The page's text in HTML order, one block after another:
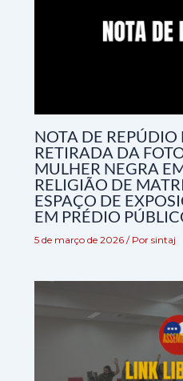
NOTA DE REPÚDIO
RETIRADA DA
MULHER NEGRA
RELIGIÃO DE
ESPAÇO DE
EM PRÉDIO
5 de março de 2026 / Por sintaj